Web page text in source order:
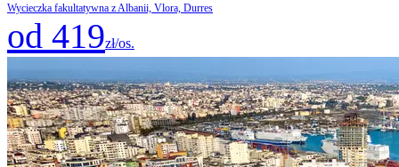
Wycieczka fakultatywna z Albanii, Vlora, Durres
od 419zł/os.